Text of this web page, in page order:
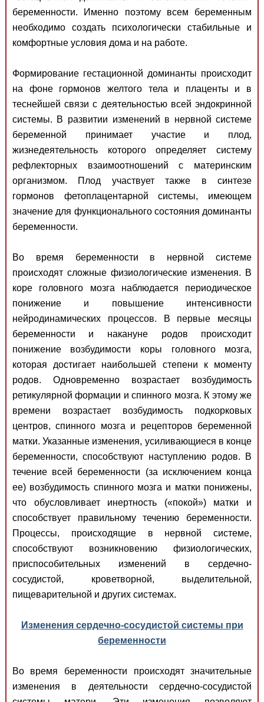
беременности. Именно поэтому всем беременным
необходимо создать психологически стабильные и
комфортные условия дома и на работе.
Формирование гестационной доминанты происходит
на фоне гормонов желтого тела и плаценты и в
теснейшей связи с деятельностью всей эндокринной
системы. В развитии изменений в нервной системе
беременной принимает участие и плод,
жизнедеятельность которого определяет систему
рефлекторных взаимоотношений с материнским
организмом. Плод участвует также в синтезе
гормонов фетоплацентарной системы, имеющем
значение для функционального состояния доминанты
беременности.
Во время беременности в нервной системе
происходят сложные физиологические изменения. В
коре головного мозга наблюдается периодическое
понижение и повышение интенсивности
нейродинамических процессов. В первые месяцы
беременности и накануне родов происходит
понижение возбудимости коры головного мозга,
которая достигает наибольшей степени к моменту
родов. Одновременно возрастает возбудимость
ретикулярной формации и спинного мозга. К этому же
времени возрастает возбудимость подкорковых
центров, спинного мозга и рецепторов беременной
матки. Указанные изменения, усиливающиеся в конце
беременности, способствуют наступлению родов. В
течение всей беременности (за исключением конца
ее) возбудимость спинного мозга и матки понижены,
что обусловливает инертность («покой») матки и
способствует правильному течению беременности.
Процессы, происходящие в нервной системе,
способствуют возникновению физиологических,
приспособительных изменений в сердечно-
сосудистой, кроветворной, выделительной,
пищеварительной и других системах.
Изменения сердечно-сосудистой системы при
беременности
Во время беременности происходят значительные
изменения в деятельности сердечно-сосудистой